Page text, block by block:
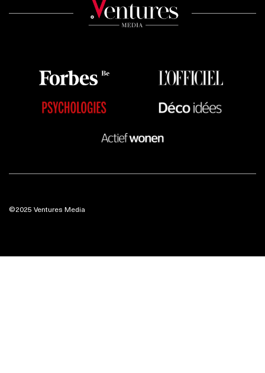
©2025 Ventures Media